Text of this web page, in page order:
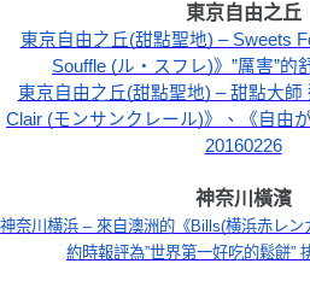
東京自由之丘
東京自由之丘(甜點聖地) – Sweets
Souffle (ル・スフレ)》”厲害”的
東京自由之丘(甜點聖地) – 甜點大師
Clair (モンサンクレール)》、《自由
20160226
神奈川橫濱
神奈川横浜 – 來自澳洲的《Bills(横浜赤レ
約時報評為”世界第一好吃的鬆餅”